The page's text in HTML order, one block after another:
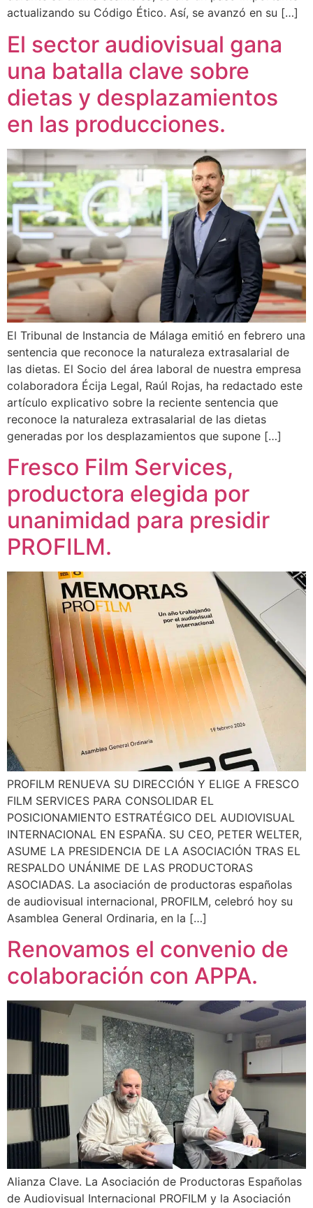
actualizando su Código Ético. Así, se avanzó en su […]
El sector audiovisual gana
una batalla clave sobre
dietas y desplazamientos
en las producciones.
El Tribunal de Instancia de Málaga emitió en febrero una
sentencia que reconoce la naturaleza extrasalarial de
las dietas. El Socio del área laboral de nuestra empresa
colaboradora Écija Legal, Raúl Rojas, ha redactado este
artículo explicativo sobre la reciente sentencia que
reconoce la naturaleza extrasalarial de las dietas
generadas por los desplazamientos que supone […]
Fresco Film Services,
productora elegida por
unanimidad para presidir
PROFILM.
PROFILM RENUEVA SU DIRECCIÓN Y ELIGE A FRESCO
FILM SERVICES PARA CONSOLIDAR EL
POSICIONAMIENTO ESTRATÉGICO DEL AUDIOVISUAL
INTERNACIONAL EN ESPAÑA. SU CEO, PETER WELTER,
ASUME LA PRESIDENCIA DE LA ASOCIACIÓN TRAS EL
RESPALDO UNÁNIME DE LAS PRODUCTORAS
ASOCIADAS. La asociación de productoras españolas
de audiovisual internacional, PROFILM, celebró hoy su
Asamblea General Ordinaria, en la […]
Renovamos el convenio de
colaboración con APPA.
Alianza Clave. La Asociación de Productoras Españolas
de Audiovisual Internacional PROFILM y la Asociación